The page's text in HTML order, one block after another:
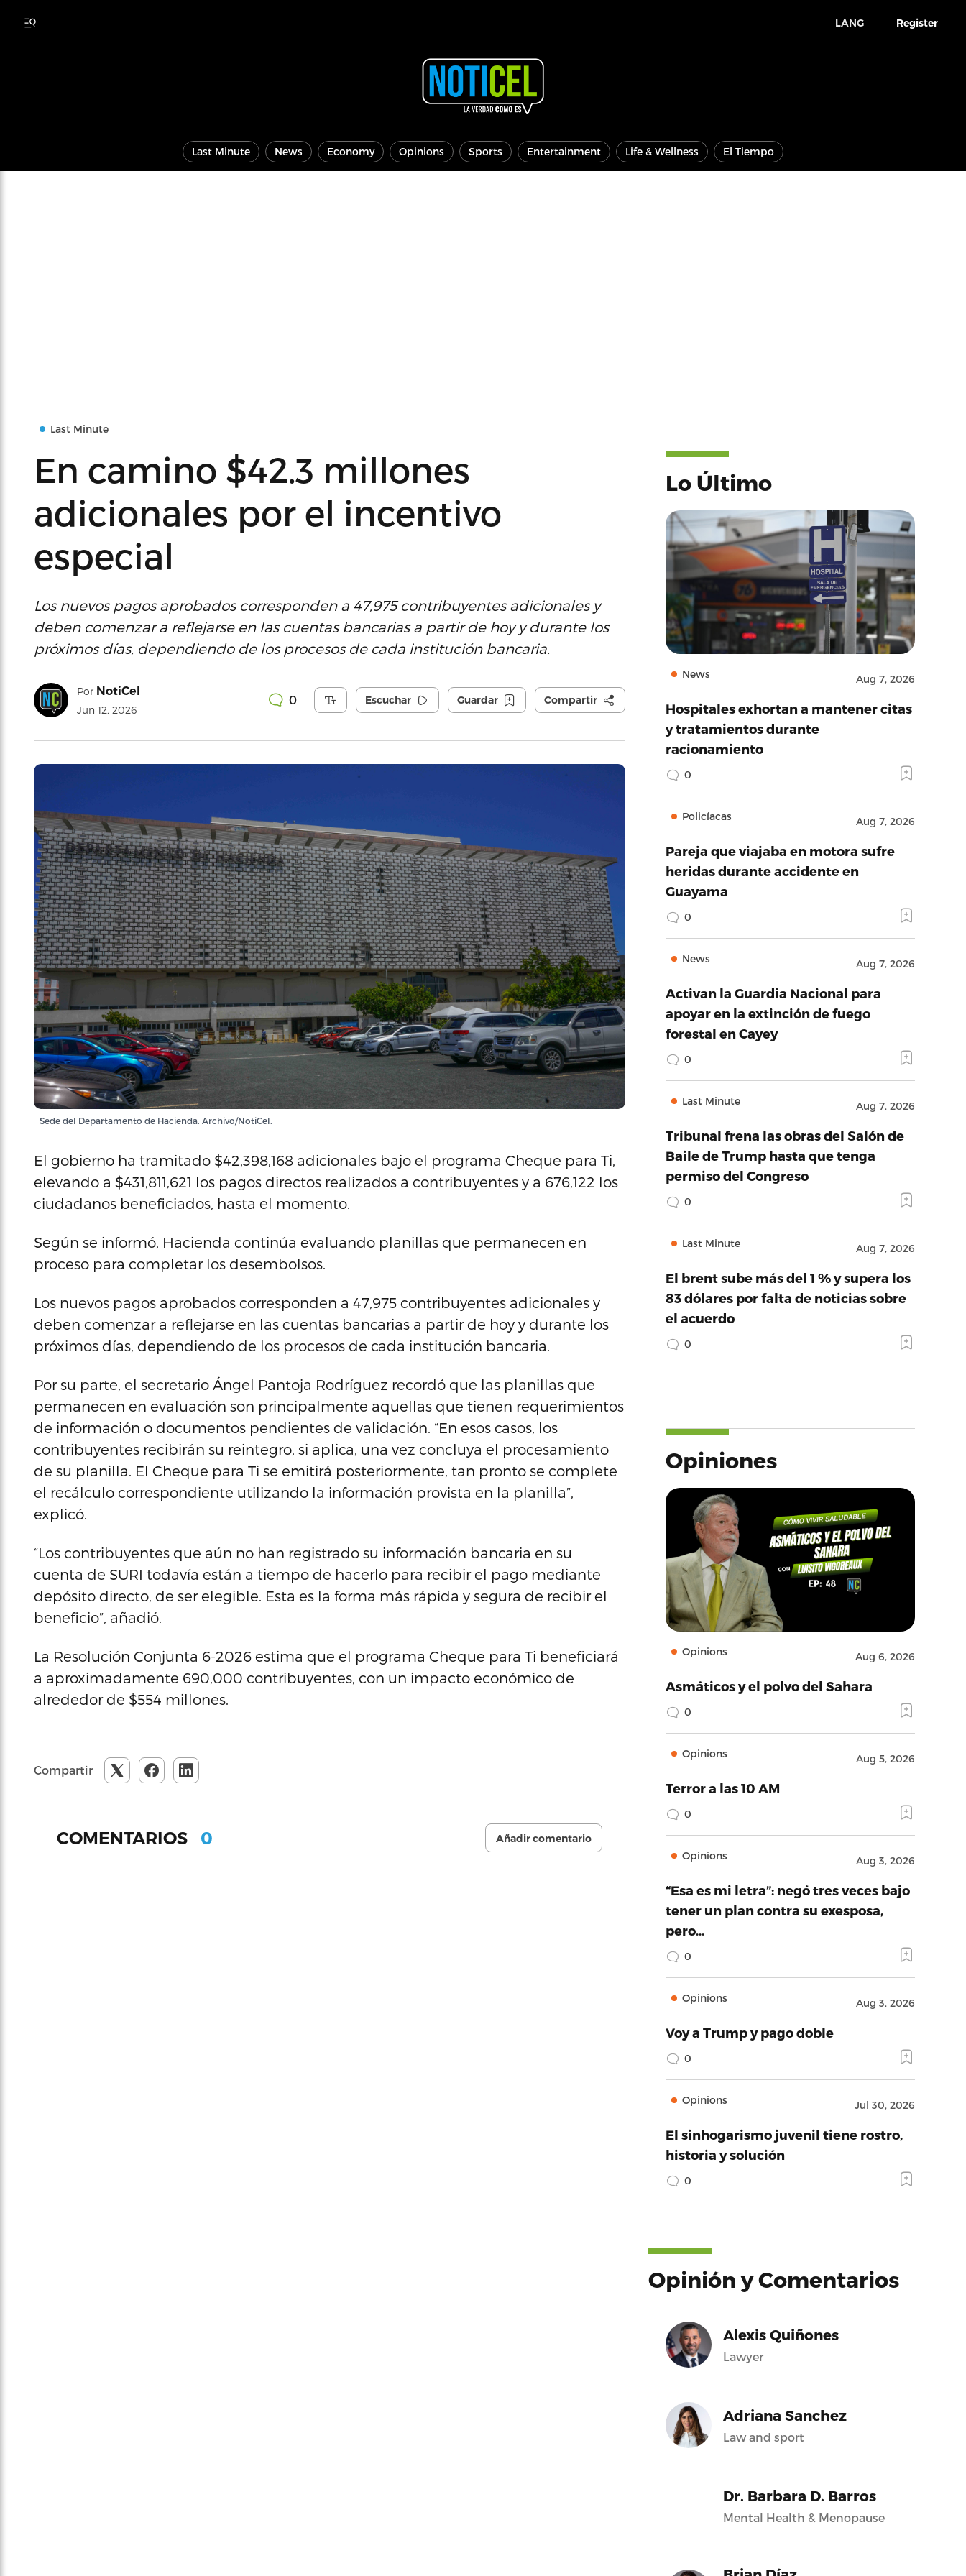
LANG Register
Last Minute News Economy Opinions Sports Entertainment Life & Wellness El Tiempo
Last Minute
En camino $42.3 millones
adicionales por el incentivo
especial
Los nuevos pagos aprobados corresponden a 47,975 contribuyentes adicionales y
deben comenzar a reflejarse en las cuentas bancarias a partir de hoy y durante los
próximos días, dependiendo de los procesos de cada institución bancaria.
Por NotiCel
Jun 12, 2026
0 Escuchar Guardar Compartir
Sede del Departamento de Hacienda. Archivo/NotiCel.
El gobierno ha tramitado $42,398,168 adicionales bajo el programa Cheque para Ti,
elevando a $431,811,621 los pagos directos realizados a contribuyentes y a 676,122 los
ciudadanos beneficiados, hasta el momento.
Según se informó, Hacienda continúa evaluando planillas que permanecen en
proceso para completar los desembolsos.
Los nuevos pagos aprobados corresponden a 47,975 contribuyentes adicionales y
deben comenzar a reflejarse en las cuentas bancarias a partir de hoy y durante los
próximos días, dependiendo de los procesos de cada institución bancaria.
Por su parte, el secretario Ángel Pantoja Rodríguez recordó que las planillas que
permanecen en evaluación son principalmente aquellas que tienen requerimientos
de información o documentos pendientes de validación. “En esos casos, los
contribuyentes recibirán su reintegro, si aplica, una vez concluya el procesamiento
de su planilla. El Cheque para Ti se emitirá posteriormente, tan pronto se complete
el recálculo correspondiente utilizando la información provista en la planilla”,
explicó.
“Los contribuyentes que aún no han registrado su información bancaria en su
cuenta de SURI todavía están a tiempo de hacerlo para recibir el pago mediante
depósito directo, de ser elegible. Esta es la forma más rápida y segura de recibir el
beneficio”, añadió.
La Resolución Conjunta 6-2026 estima que el programa Cheque para Ti beneficiará
a aproximadamente 690,000 contribuyentes, con un impacto económico de
alrededor de $554 millones.
Compartir
COMENTARIOS 0 Añadir comentario
Lo Último
News Aug 7, 2026
Hospitales exhortan a mantener citas
y tratamientos durante
racionamiento
0
Policíacas Aug 7, 2026
Pareja que viajaba en motora sufre
heridas durante accidente en
Guayama
0
News Aug 7, 2026
Activan la Guardia Nacional para
apoyar en la extinción de fuego
forestal en Cayey
0
Last Minute Aug 7, 2026
Tribunal frena las obras del Salón de
Baile de Trump hasta que tenga
permiso del Congreso
0
Last Minute Aug 7, 2026
El brent sube más del 1 % y supera los
83 dólares por falta de noticias sobre
el acuerdo
0
Opiniones
Opinions Aug 6, 2026
Asmáticos y el polvo del Sahara
0
Opinions Aug 5, 2026
Terror a las 10 AM
0
Opinions Aug 3, 2026
“Esa es mi letra”: negó tres veces bajo
tener un plan contra su exesposa,
pero…
0
Opinions Aug 3, 2026
Voy a Trump y pago doble
0
Opinions Jul 30, 2026
El sinhogarismo juvenil tiene rostro,
historia y solución
0
Opinión y Comentarios
Alexis Quiñones
Lawyer
Adriana Sanchez
Law and sport
Dr. Barbara D. Barros
Mental Health & Menopause